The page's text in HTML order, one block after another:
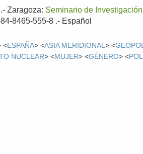
.-Zaragoza: Seminario de
8465-555-8 .- Español
<ESPAÑA> <ASIA MERIDIONAL> <
NUCLEAR> <MUJER> <GÉNERO> <